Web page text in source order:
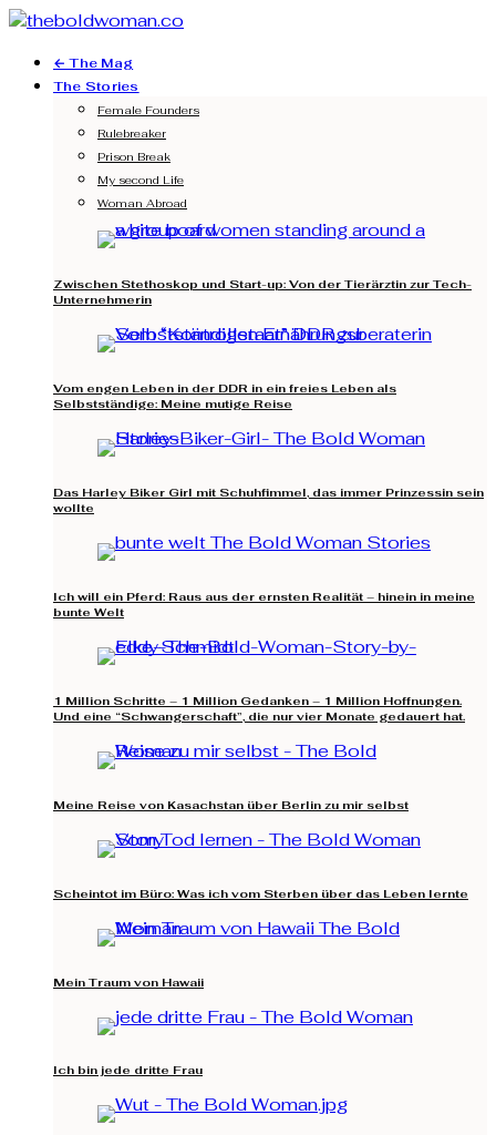
← The Mag
The Stories
Female Founders
Rulebreaker
Prison Break
My second Life
Woman Abroad
Zwischen Stethoskop und Start-up: Von der Tierärztin zur Tech-
Unternehmerin
Vom engen Leben in der DDR in ein freies Leben als
Selbstständige: Meine mutige Reise
Das Harley Biker Girl mit Schuhfimmel, das immer Prinzessin sein
wollte
Ich will ein Pferd: Raus aus der ernsten Realität – hinein in meine
bunte Welt
1 Million Schritte – 1 Million Gedanken – 1 Million Hoffnungen.
Und eine “Schwangerschaft”, die nur vier Monate gedauert hat.
Meine Reise von Kasachstan über Berlin zu mir selbst
Scheintot im Büro: Was ich vom Sterben über das Leben lernte
Mein Traum von Hawaii
Ich bin jede dritte Frau